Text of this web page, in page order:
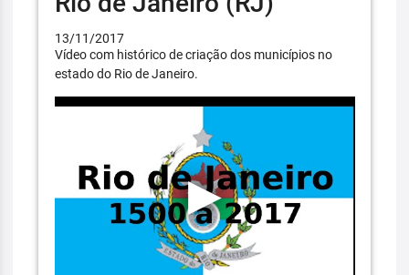
13/11/2017
Vídeo com histórico de criação dos municípios no
estado do Rio de Janeiro.